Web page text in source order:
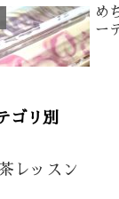
め
ー
ゴリ別
レッスン